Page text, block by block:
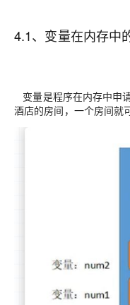
4.1、变量在内存中
变量是程序在内存中申
酒店的房间，一个房间就